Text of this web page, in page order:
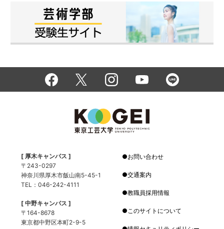
[ 厚木キャンパス ]
〒243-0297
神奈川県厚木市飯山南5-45-1
TEL：046-242-4111
[ 中野キャンパス ]
〒164-8678
東京都中野区本町2-9-5
お問い合わせ
交通案内
教職員採用情報
このサイトについて